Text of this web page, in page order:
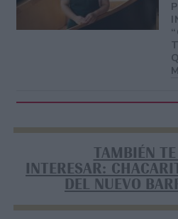
TAMBIÉN
INTERESAR:
DEL NUEVO